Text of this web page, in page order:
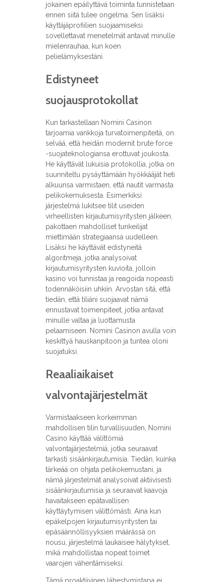
jokainen epäilyttävä toiminta tunnistetaan
ennen siitä tulee ongelma. Sen lisäksi
käyttäjäprofiilien suojaamiseksi
sovellettavat menetelmät antavat minulle
mielenrauhaa, kun koen
pelielämyksestäni.
Edistyneet
suojausprotokollat
Kun tarkastellaan Nomini Casinon
tarjoamia vankkoja turvatoimenpiteitä, on
selvää, että heidän modernit brute force
-suojateknologiansa erottuvat joukosta.
He käyttävät lukuisia protokollia, jotka on
suunniteltu pysäyttämään hyökkääjät heti
alkuunsa varmistaen, että nautit varmasta
pelikokemuksesta. Esimerkiksi
järjestelmä lukitsee tilit useiden
virheellisten kirjautumisyritysten jälkeen,
pakottaen mahdolliset tunkeilijat
miettimään strategiaansa uudelleen.
Lisäksi he käyttävät edistyneitä
algoritmeja, jotka analysoivat
kirjautumisyritysten kuvioita, jolloin
kasino voi tunnistaa ja reagoida nopeasti
todennäköisiin uhkiin. Arvostan sitä, että
tiedän, että tiliäni suojaavat nämä
ennustavat toimenpiteet, jotka antavat
minulle valtaa ja luottamusta
pelaamiseen. Nomini Casinon avulla voin
keskittyä hauskanpitoon ja tuntea oloni
suojatuksi.
Reaaliaikaiset
valvontajärjestelmät
Varmistaakseen korkeimman
mahdollisen tilin turvallisuuden, Nomini
Casino käyttää välittömiä
valvontajärjestelmiä, jotka seuraavat
tarkasti sisäänkirjautumisia. Tiedän, kuinka
tärkeää on ohjata pelikokemustani, ja
nämä järjestelmät analysoivat aktiivisesti
sisäänkirjautumisia ja seuraavat kaavoja
havaitakseen epätavallisen
käyttäytymisen välittömästi. Aina kun
epäkelpojen kirjautumisyritysten tai
epäsäännöllisyyksien määrässä on
nousu, järjestelmä laukaisee hälytykset,
mikä mahdollistaa nopeat toimet
vaarojen vähentämiseksi.